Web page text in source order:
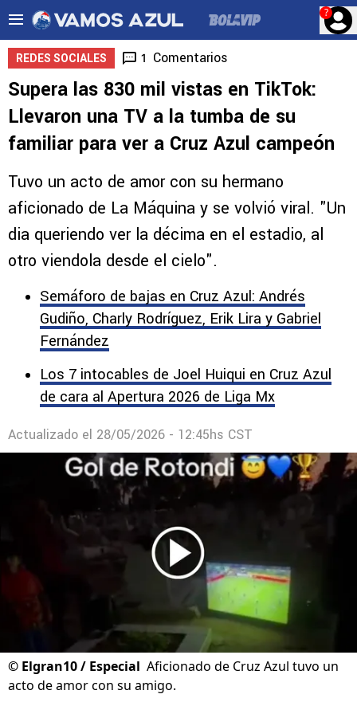
?
REDES SOCIALES 1 Comentarios
Supera las 830 mil vistas en TikTok:
Llevaron una TV a la tumba de su
familiar para ver a Cruz Azul campeón
Tuvo un acto de amor con su hermano
aficionado de La Máquina y se volvió viral. "Un
dia queriendo ver la décima en el estadio, al
otro viendola desde el cielo".
Semáforo de bajas en Cruz Azul: Andrés
Gudiño, Charly Rodríguez, Erik Lira y Gabriel
Fernández
Los 7 intocables de Joel Huiqui en Cruz Azul
de cara al Apertura 2026 de Liga Mx
Actualizado el 28/05/2026 - 12:45hs CST
© Elgran10 / Especial Aficionado de Cruz Azul tuvo un
acto de amor con su amigo.